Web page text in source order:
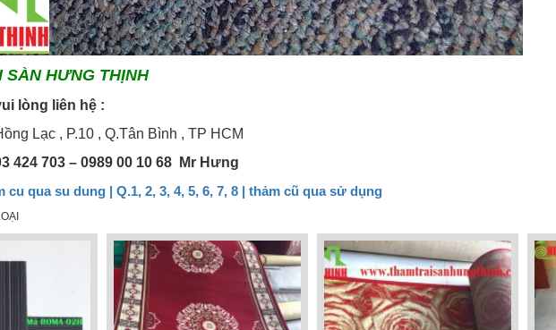
SÀN HƯNG THỊNH
lòng liên hệ :
Lạc , P.10 , Q.Tân Bình , TP HCM
424 703 – 0989 00 10 68 Mr Hưng
cu qua su dung | Q.1, 2, 3, 4, 5, 6, 7, 8 | thảm cũ qua sử dụng